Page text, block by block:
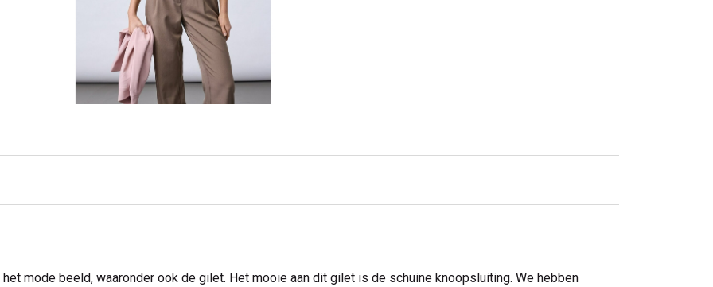
mode beeld, waaronder ook de gilet. Het mooie aan dit gilet is de schuine knoopsluiting. We hebben